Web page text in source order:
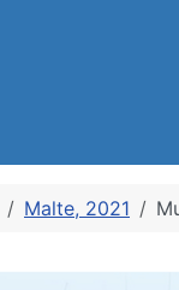
Malte, 2021